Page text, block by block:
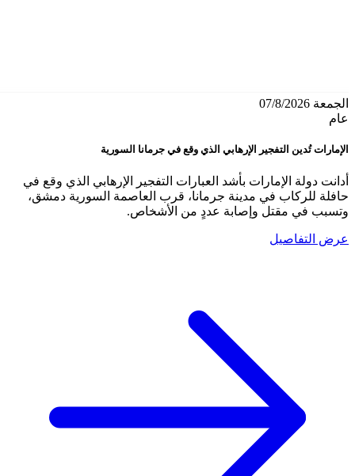
الجمعة 07/8/2026
عام
الإمارات تُدين التفجير الإرهابي الذي وقع في جرمانا السورية
أدانت دولة الإمارات بأشد العبارات التفجير الإرهابي الذي وقع في
حافلة للركاب في مدينة جرمانا، قرب العاصمة السورية دمشق،
وتسبب في مقتل وإصابة عددٍ من الأشخاص.
عرض التفاصيل